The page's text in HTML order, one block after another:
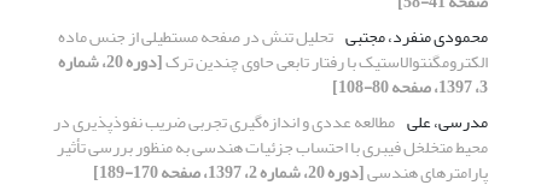
محمودی منفرد، مجتبی تحلیل تنش در صفحه مستطیلی از جنس ماده
الکترومگنتوالاستیک با رفتار تابعی حاوی چندین ترک [دوره 20، شماره
3، 1397، صفحه 80-108]
مدرسی، علی مطالعه عددی و اندازه‌گیری تجربی ضریب نفوذپذیری در
محیط متخلخل فیبری با احتساب جزئیات هندسی به منظور بررسی تأثیر
پارامترهای هندسی[دوره 20، شماره 2، 1397، صفحه 170-189]